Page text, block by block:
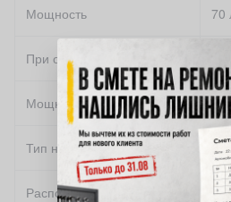
Мощность 70
При оборотах в минуту
Мощность (кВт) 51
Тип наддува нет
Расположение цилиндров